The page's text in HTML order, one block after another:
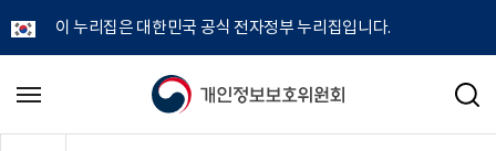
이 누리집은 대한민국 공식 전자정부 누리집입니다.
개
메
검